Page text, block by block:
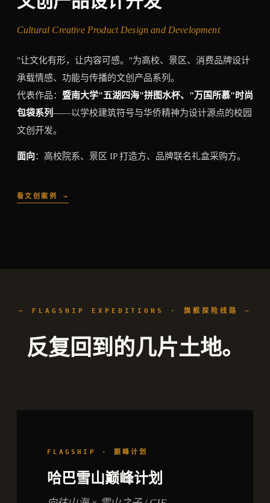
Cultural Creative Product Design and Development
"让文化有形，让内容可感。"为高校、景区、消费品牌设计
承载情感、功能与传播的文创产品系列。
代表作品： 暨南大学"五湖四海"拼图水杯、"万国所慕"时尚
包袋系列——以学校建筑符号与华侨精神为设计源点的校园
文创开发。
面向：高校院系、景区 IP 打造方、品牌联名礼盒采购方。
看文创案例 →
— FLAGSHIP EXPEDITIONS · 旗舰探险线路 —
反复回到的几片土地。
FLAGSHIP · 巅峰计划
哈巴雪山巅峰计划